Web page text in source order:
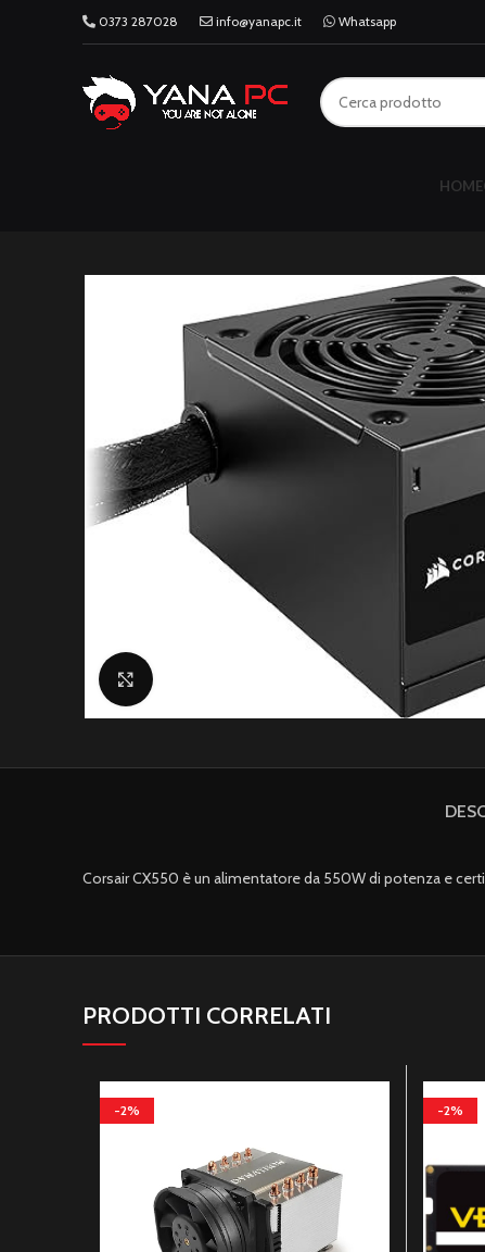
0373 287028 info@yanapc.it Whatsapp
HOME
Corsair CX550 è un alimentatore da 550W di potenza e
PRODOTTI CORRELATI
-2% -2%